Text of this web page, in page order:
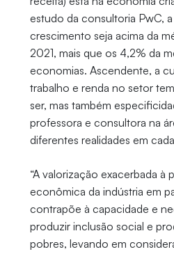
estudo da consultoria PwC,
crescimento seja acima da
2021, mais que os 4,2% da
economias. Ascendente, a
trabalho e renda no setor
ser, mas também
professora e consultora na
diferentes realidades em
“A valorização exacerbada à
econômica da indústria em
contrapõe à capacidade e
produzir inclusão social e
pobres, levando em